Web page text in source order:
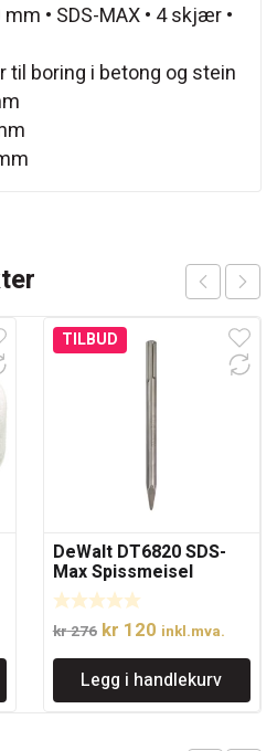
• SDS-MAX • 4 skjær •
boring i betong og stein
TILBUD
DeWalt DT6820 SDS-
Max Spissmeisel
280mm
kr276 Opprinnelig
pris
var:
kr 276.
kr 120Nåværende
pris
er:
kr 120.
inkl.mva.
Legg i handlekurv